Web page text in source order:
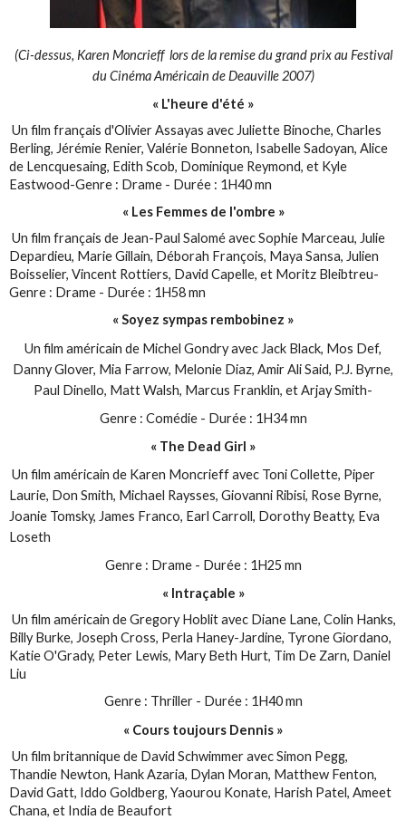
(Ci-dessus, Karen Moncrieff lors de la remise du grand prix au Festival
du Cinéma Américain de Deauville 2007)
« L'heure d'été »
Un film français d'Olivier Assayas avec Juliette Binoche, Charles
Berling, Jérémie Renier, Valérie Bonneton, Isabelle Sadoyan, Alice
de Lencquesaing, Edith Scob, Dominique Reymond, et Kyle
Eastwood-Genre : Drame - Durée : 1H40 mn
« Les Femmes de l'ombre »
Un film français de Jean-Paul Salomé avec Sophie Marceau, Julie
Depardieu, Marie Gillain, Déborah François, Maya Sansa, Julien
Boisselier, Vincent Rottiers, David Capelle, et Moritz Bleibtreu-
Genre : Drame - Durée : 1H58 mn
« Soyez sympas rembobinez »
Un film américain de Michel Gondry avec Jack Black, Mos Def,
Danny Glover, Mia Farrow, Melonie Diaz, Amir Ali Said, P.J. Byrne,
Paul Dinello, Matt Walsh, Marcus Franklin, et Arjay Smith-
Genre : Comédie - Durée : 1H34 mn
« The Dead Girl »
Un film américain de Karen Moncrieff avec Toni Collette, Piper
Laurie, Don Smith, Michael Raysses, Giovanni Ribisi, Rose Byrne,
Joanie Tomsky, James Franco, Earl Carroll, Dorothy Beatty, Eva
Loseth
Genre : Drame - Durée : 1H25 mn
« Intraçable »
Un film américain de Gregory Hoblit avec Diane Lane, Colin Hanks,
Billy Burke, Joseph Cross, Perla Haney-Jardine, Tyrone Giordano,
Katie O'Grady, Peter Lewis, Mary Beth Hurt, Tim De Zarn, Daniel
Liu
Genre : Thriller - Durée : 1H40 mn
« Cours toujours Dennis »
Un film britannique de David Schwimmer avec Simon Pegg,
Thandie Newton, Hank Azaria, Dylan Moran, Matthew Fenton,
David Gatt, Iddo Goldberg, Yaourou Konate, Harish Patel, Ameet
Chana, et India de Beaufort